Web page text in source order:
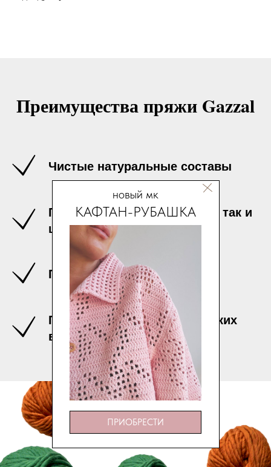
ПРИОБРЕСТИ
КАФТАН-РУБАШКА
новый мк
Преимущества пряжи Gazzal
Чистые натуральные составы
Подходит для как свитеров, так и
шапок с шарфами
Приятна к телу
Подойдет для вязания детских
вещей